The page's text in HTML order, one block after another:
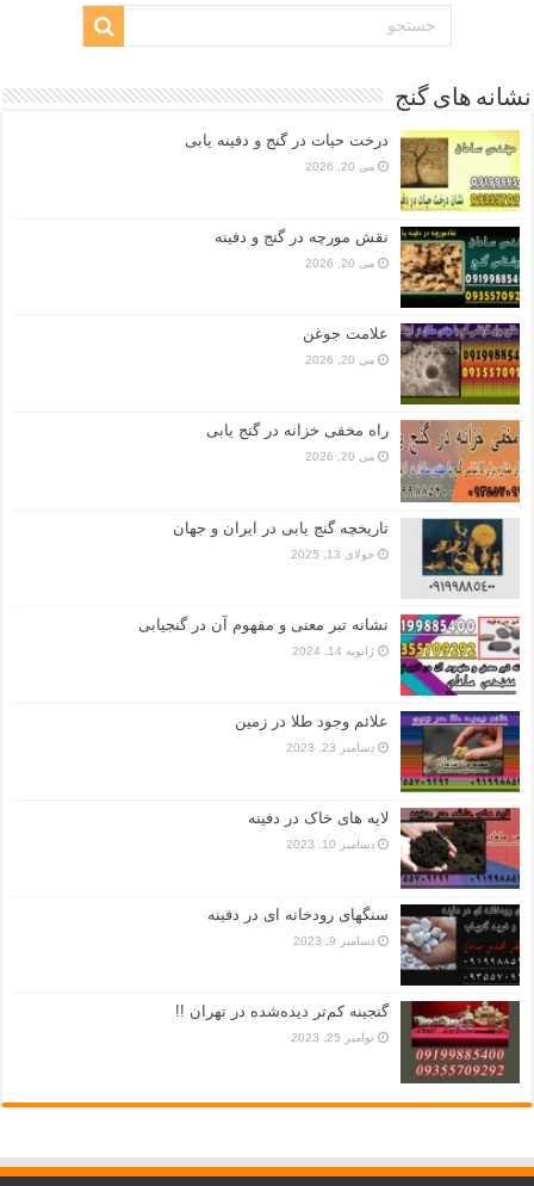
نشانه های گنج
درخت حیات در گنج و دفینه یابی
می 20, 2026
نقش مورچه در گنج و دفینه
می 20, 2026
علامت جوغن
می 20, 2026
راه مخفی خزانه در گنج یابی
می 20, 2026
تاریخچه گنج‌ یابی در ایران و جهان
جولای 13, 2025
نشانه تبر معنی و مفهوم آن در گنجیابی
ژانویه 14, 2024
علائم وجود طلا در زمین
دسامبر 23, 2023
لایه های خاک در دفینه
دسامبر 10, 2023
سنگهای رودخانه ای در دفینه
دسامبر 9, 2023
گنجینه کم‌تر دیده‌شده در تهران !!
نوامبر 25, 2023